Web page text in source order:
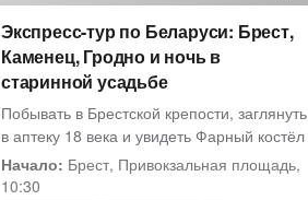
Экспресс-тур по Беларуси: Брест,
Каменец, Гродно и ночь в
старинной усадьбе
Побывать в Брестской крепости, заглянуть
в аптеку 18 века и увидеть Фарный костёл
Начало: Брест, Привокзальная площадь,
10:30